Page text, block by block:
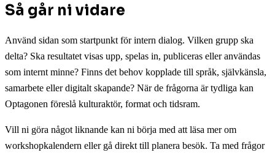
Så går ni vidare
Använd sidan som startpunkt för intern dialog. Vilken grupp ska
delta? Ska resultatet visas upp, spelas in, publiceras eller användas
som internt minne? Finns det behov kopplade till språk, självkänsla,
samarbete eller digitalt skapande? När de frågorna är tydliga kan
Optagonen föreslå kulturaktör, format och tidsram.
Vill ni göra något liknande kan ni börja med att läsa mer om
workshopkalendern eller gå direkt till planera besök. Ta med frågor